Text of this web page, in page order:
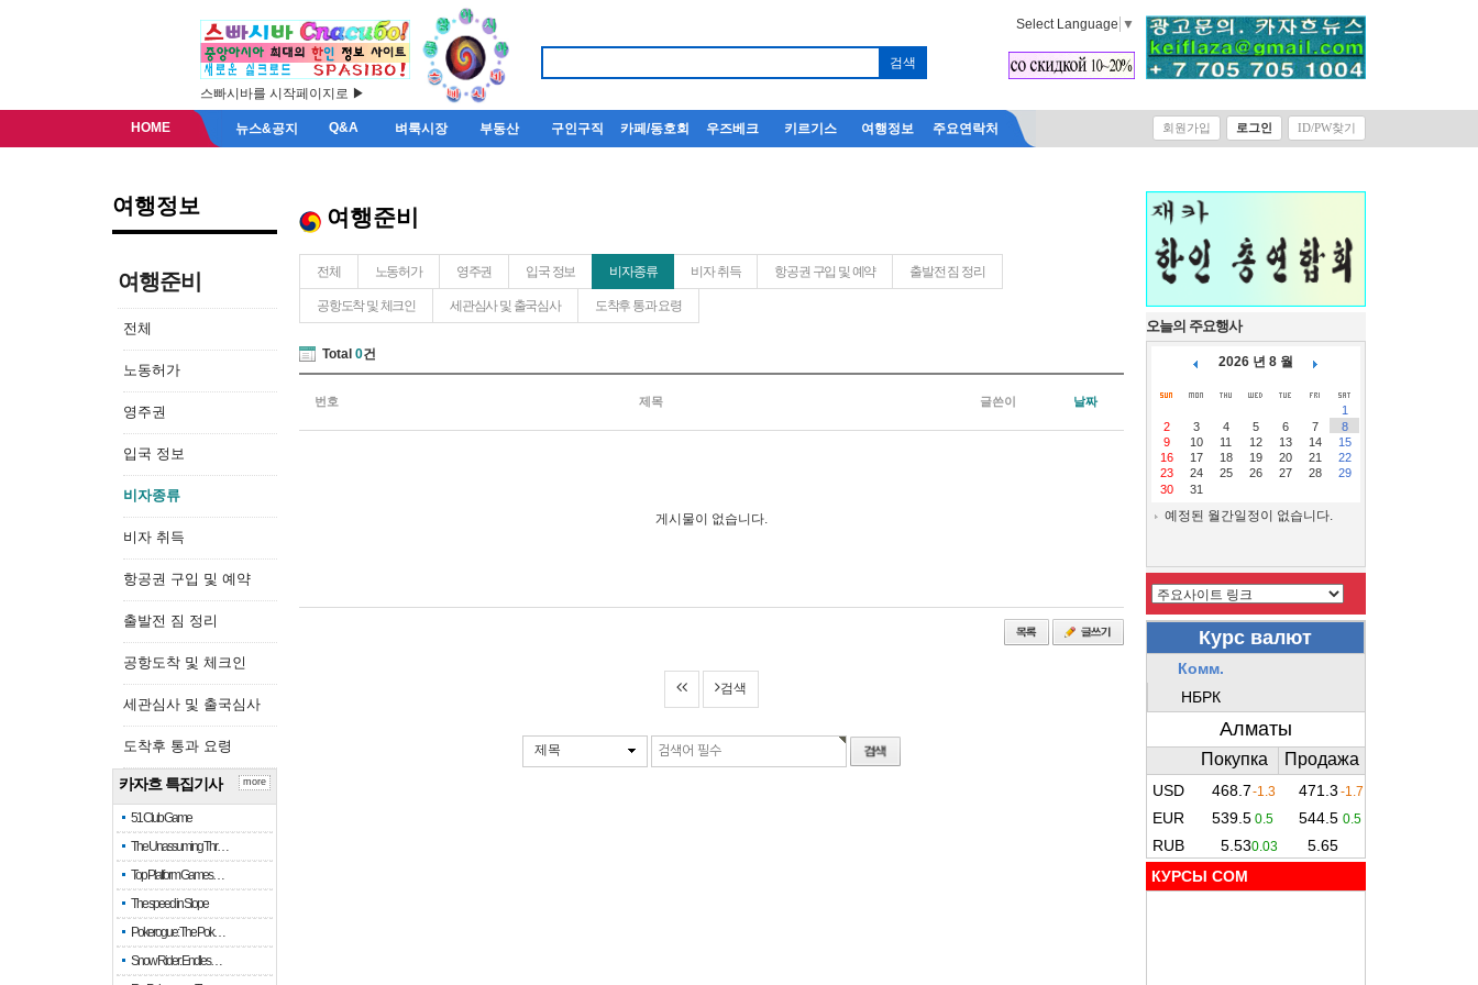
스빠시바를 시작페이지로 ▶
Select Language ▼
HOME 뉴스&공지 Q&A 벼룩시장 부동산 구인구직 카페/동호회 우즈베크 키르기스 여행정보 주요연락처 회원가입 로그인 ID/PW찾기
여행정보
여행준비
전체
노동허가
영주권
입국 정보
비자종류
비자 취득
항공권 구입 및 예약
출발전 짐 정리
공항도착 및 체크인
세관심사 및 출국심사
도착후 통과 요령
카자흐 특집기사
51 Club Game
The Unassuming Thr…
Top Platform Games…
The speed in Slope
Pokerogue: The Pok…
Snow Rider: Endles…
more
여행준비
전체 노동허가 영주권 입국 정보 비자종류 비자 취득 항공권 구입 및 예약 출발전 짐 정리
공항도착 및 체크인 세관심사 및 출국심사 도착후 통과 요령
Total 0건
번호 제목 글쓴이 날짜
게시물이 없습니다.
검색
제목
오늘의 주요행사
2026 년 8 월
1
2
3 4 5 6 7
8
9
10 11 12 13 14
15
16
17 18 19 20 21
22
23
24 25 26 27 28
29
30
31
예정된 월간일정이 없습니다.
КУРСЫ COM